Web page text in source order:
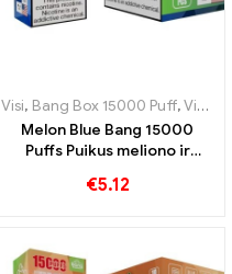
Visi, Bang Box 15000 Puff,Vienkartinės elektroninės cigaretės Švedija
Melon Blue Bang 15000
Puffs Puikus meliono ir
€5.12